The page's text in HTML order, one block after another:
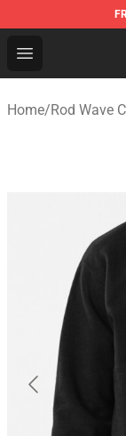
Open menu
Rod Wave
Home/Rod Wave